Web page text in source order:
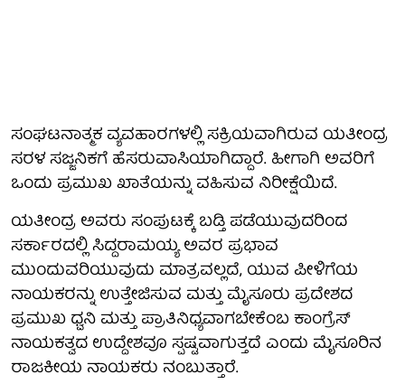
ಸಂಘಟನಾತ್ಮಕ ವ್ಯವಹಾರಗಳಲ್ಲಿ ಸಕ್ರಿಯವಾಗಿರುವ ಯತೀಂದ್ರ
ಸರಳ ಸಜ್ಜನಿಕಗೆ ಹೆಸರುವಾಸಿಯಾಗಿದ್ದಾರೆ. ಹೀಗಾಗಿ ಅವರಿಗೆ
ಒಂದು ಪ್ರಮುಖ ಖಾತೆಯನ್ನು ವಹಿಸುವ ನಿರೀಕ್ಷೆಯಿದೆ.
ಯತೀಂದ್ರ ಅವರು ಸಂಪುಟಕ್ಕೆ ಬಡ್ತಿ ಪಡೆಯುವುದರಿಂದ
ಸರ್ಕಾರದಲ್ಲಿ ಸಿದ್ದರಾಮಯ್ಯ ಅವರ ಪ್ರಭಾವ
ಮುಂದುವರಿಯುವುದು ಮಾತ್ರವಲ್ಲದೆ, ಯುವ ಪೀಳಿಗೆಯ
ನಾಯಕರನ್ನು ಉತ್ತೇಜಿಸುವ ಮತ್ತು ಮೈಸೂರು ಪ್ರದೇಶದ
ಪ್ರಮುಖ ಧ್ವನಿ ಮತ್ತು ಪ್ರಾತಿನಿಧ್ಯವಾಗಬೇಕೆಂಬ ಕಾಂಗ್ರೆಸ್
ನಾಯಕತ್ವದ ಉದ್ದೇಶವೂ ಸ್ಪಷ್ಟವಾಗುತ್ತದೆ ಎಂದು ಮೈಸೂರಿನ
ರಾಜಕೀಯ ನಾಯಕರು ನಂಬುತ್ತಾರೆ.